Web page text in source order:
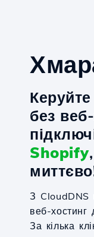
без
Shopify,
З CloudDNS
веб-хостинг
За кілька